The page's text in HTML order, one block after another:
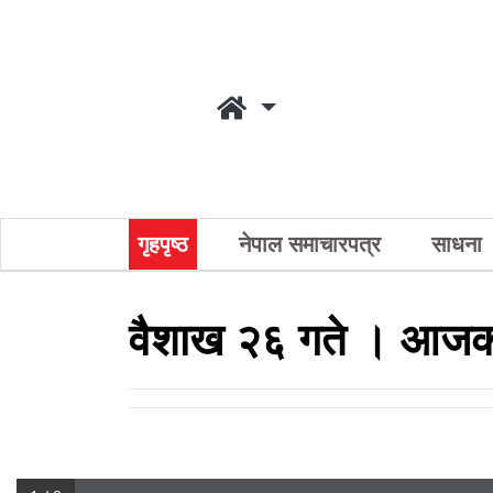
गृहपृष्ठ नेपाल समाचारपत्र साधना
वैशाख २६ गते ।